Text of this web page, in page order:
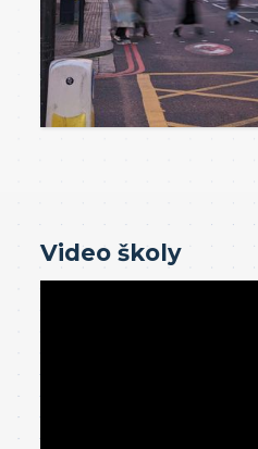
Video školy